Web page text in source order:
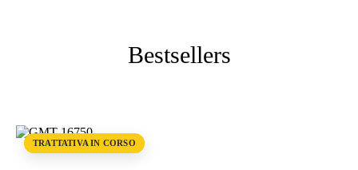
Bestsellers
TRATTATIVA IN CORSO